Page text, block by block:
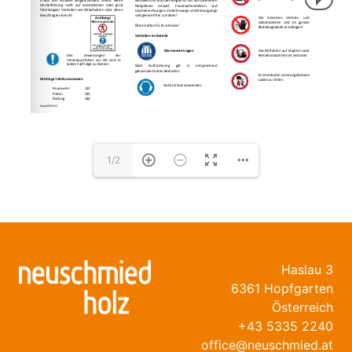
1/2
Haslau 3
6361 Hopfgarten
Österreich
+43 5335 2240
office@neuschmied.at